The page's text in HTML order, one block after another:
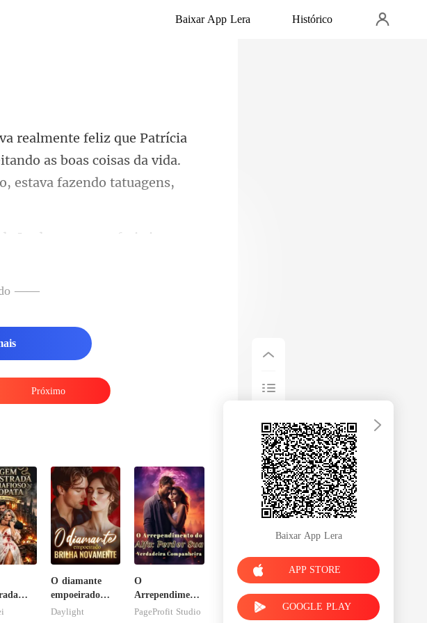
Baixar App Lera Histórico
as boas coisas da vida.
Isadora, que pre
——
Próximo
O diamante
empoeirado
brilha
Daylight
O
Arrependimento
do Alfa: Perder
PageProfit Studio
Baixar App Lera
APP STORE
GOOGLE PLAY